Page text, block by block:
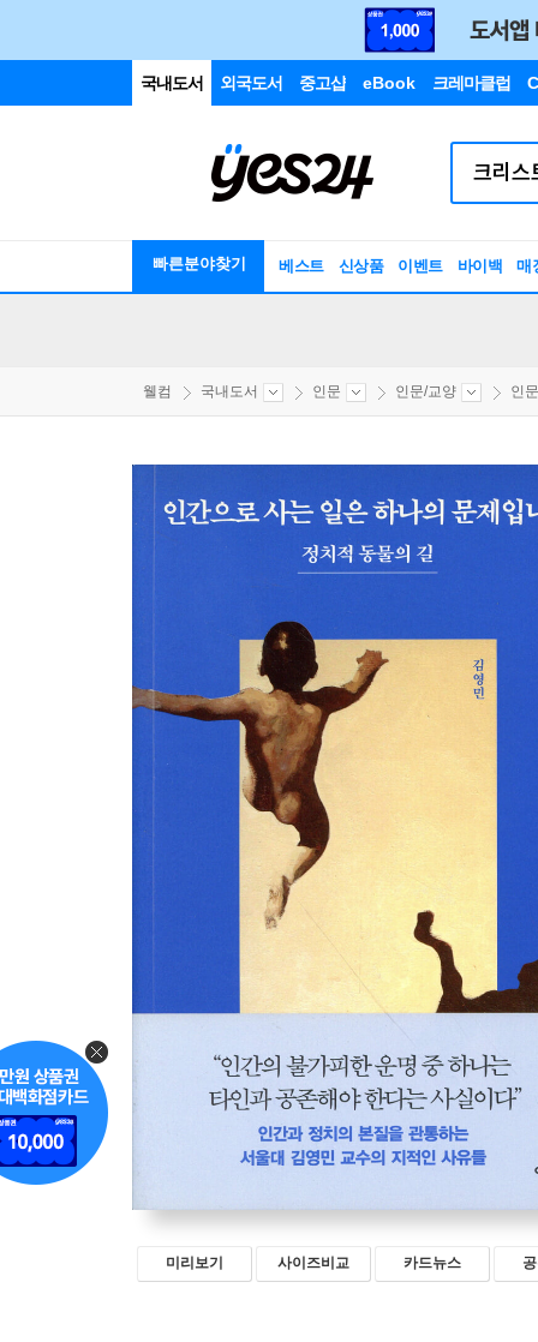
국내도서 외국도서 중고샵 eBook 크레마클럽
빠른분야찾기 베스트 신상품 이벤트 바이백 매
웰컴 국내도서 인문 인문/교양 인
미리보기 사이즈비교 카드뉴스